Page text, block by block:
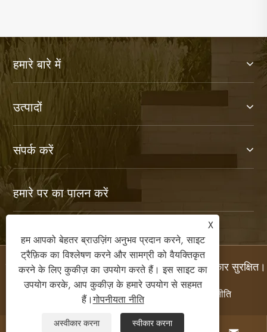
हमारे बारे में
उत्पादों
संपर्क करें
हमारे पर का पालन करें
कॉपीराइट © 2026 ओलिफर्नीचर कंपनी लिमिटेड सर्वाधिकार सुरक्षित।
Sitemap RSS XML गोपनीयता नीति
X
हम आपको बेहतर ब्राउज़िंग अनुभव प्रदान करने, साइट
ट्रैफ़िक का विश्लेषण करने और सामग्री को वैयक्तिकृत
करने के लिए कुकीज़ का उपयोग करते हैं। इस साइट का
उपयोग करके, आप कुकीज़ के हमारे उपयोग से सहमत
हैं।गोपनीयता नीति
अस्वीकार करना स्वीकार करना